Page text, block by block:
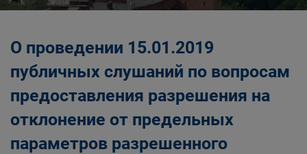
О проведении 15.01.2019
публичных слушаний по вопросам
предоставления разрешения на
отклонение от предельных
параметров разрешенного